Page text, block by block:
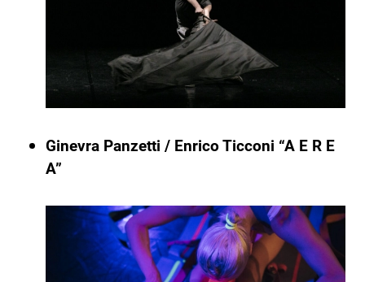
Ginevra Panzetti / Enrico Ticconi “A E R E
A”